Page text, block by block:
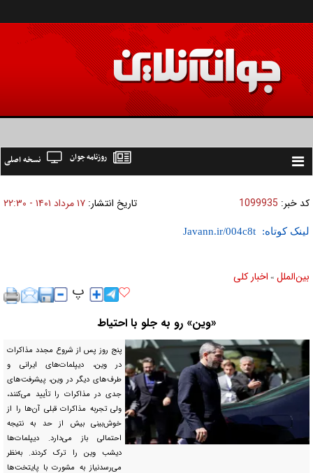
Toggle
نسخه اصلی روزنامه جوان
کد خبر: 1099935 تاریخ انتشار: ۱۷ مرداد ۱۴۰۱ - ۲۲:۳۰
لینک کوتاه:
بين‌الملل » اخبار كلی
«وین» رو به جلو با احتیاط
پنج روز پس از شروع مجدد مذاکرات
در وین، دیپلمات‌های ایرانی و
طرف‌های دیگر در وین، پیشرفت‌های
جدی در مذاکرات را تأیید می‌کنند،
ولی تجربه مذاکرات قبلی آن‌ها را از
خوش‌بینی بیش از حد به نتیجه
احتمالی باز می‌دارد. دیپلمات‌ها
دیشب وین را ترک کردند. به‌نظر
می‌رسدنیاز به مشورت با پایتخت‌ها